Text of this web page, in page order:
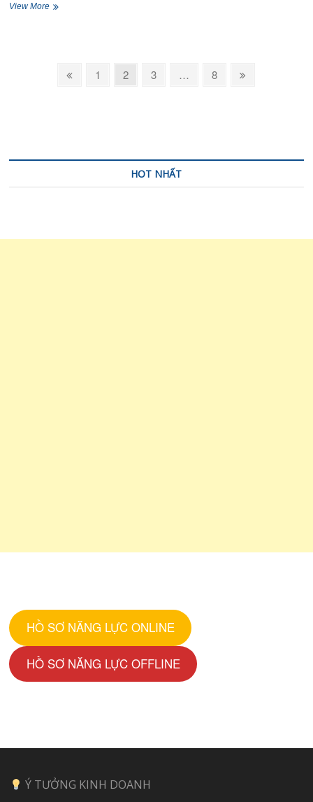
View MoreDệt
Previous
Page
1 Page
2 Page
3 … Page
8
HOT NHẤT
HỒ SƠ NĂNG LỰC ONLINE
HỒ SƠ NĂNG LỰC OFFLINE
Ý TƯỞNG KINH DOANH